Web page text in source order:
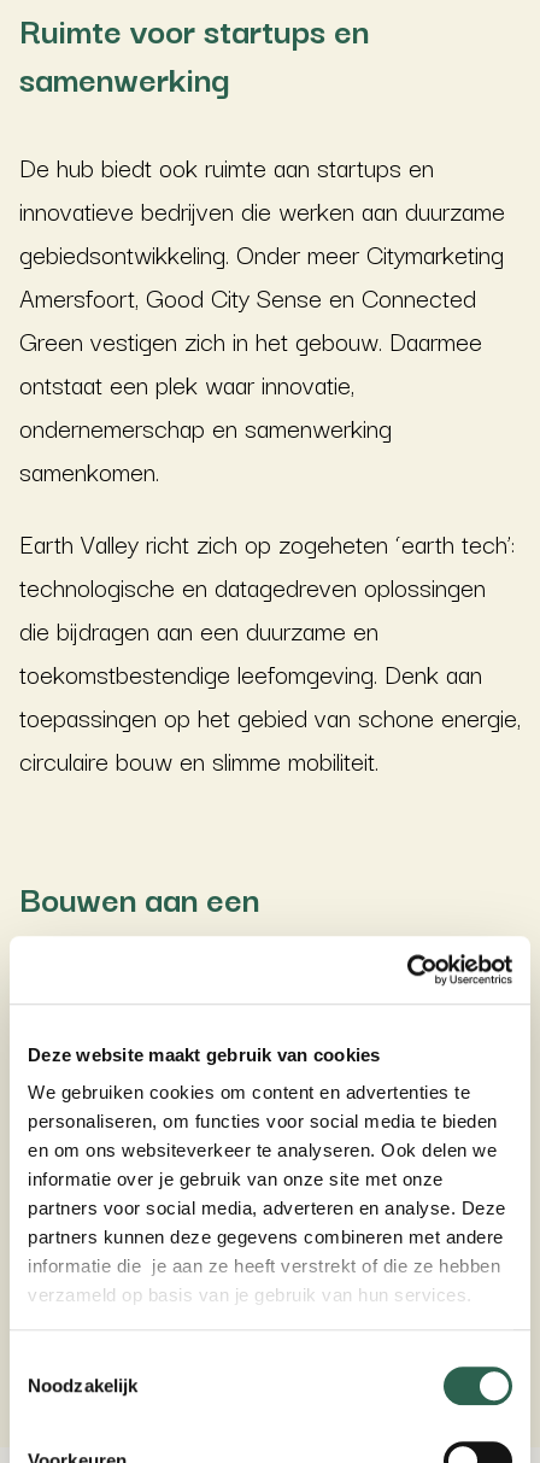
Deze website maakt gebruik van cookies
We gebruiken cookies om content en advertenties te
personaliseren, om functies voor social media te bieden
en om ons websiteverkeer te analyseren. Ook delen we
informatie over je gebruik van onze site met onze
partners voor social media, adverteren en analyse. Deze
partners kunnen deze gegevens combineren met andere
informatie die je aan ze heeft verstrekt of die ze hebben
verzameld op basis van je gebruik van hun services.
Noodzakelijk
Ruimte voor startups en
samenwerking
De hub biedt ook ruimte aan startups en
innovatieve bedrijven die werken aan duurzame
gebiedsontwikkeling. Onder meer Citymarketing
Amersfoort, Good City Sense en Connected
Green vestigen zich in het gebouw. Daarmee
ontstaat een plek waar innovatie,
ondernemerschap en samenwerking
samenkomen.
Earth Valley richt zich op zogeheten ‘earth tech’:
technologische en datagedreven oplossingen
die bijdragen aan een duurzame en
toekomstbestendige leefomgeving. Denk aan
toepassingen op het gebied van schone energie,
circulaire bouw en slimme mobiliteit.
Bouwen aan een
toekomstbestendige regio
Hub krijgt het snelgroeiende netwerk van Earth
Valley een vaste plek in Amersfoort. De
initiatiefnemers hopen dat de hub uitgroeit tot
een ontmoetingsplek waar bedrijven,
onderzoekers, onderwijsinstellingen en
overheden samen werken aan schaalbare
toekomst.